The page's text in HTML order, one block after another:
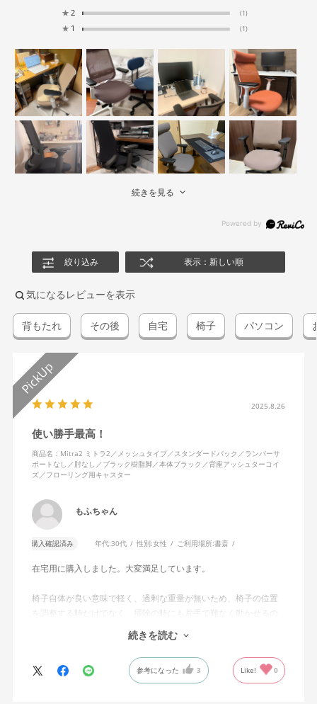
★ 2 (1)
★ 1 (1)
続きを見る
絞り込み 表示：新しい順
気になるレビューを表示
背もたれ その後 自宅 椅子 パソコン
2025.8.26
使い勝手最高！
商品名：Mitra2 ミトラ2／メッシュタイプ／スタンダードバック／ランバーサ
ポートなし／肘なし／ブラック樹脂脚／本体ブラック／背座アッシュターコイ
ズ／フローリング用キャスター
もふちゃん
購入確認済み 年代:30代 性別:女性 ご利用場所:書斎
在宅用に購入しました。大変満足しています。
椅子自体が良い意味で軽く、過剰な重量が無いため、椅子の位置
を調整する時だけでなく、掃除の時にも片手で難なく動かせるの
で、ストレスを感じません。
背中はメッシュ素材でハリがあり、沈み込みすぎないところが気
に入っています。色も画像通りのアッシュブルーで、部屋の差し
色になっています。
キャスターはフローリング用を選びました。とにかく動きが滑ら
続きを読む
参考になった 3 Like! 0